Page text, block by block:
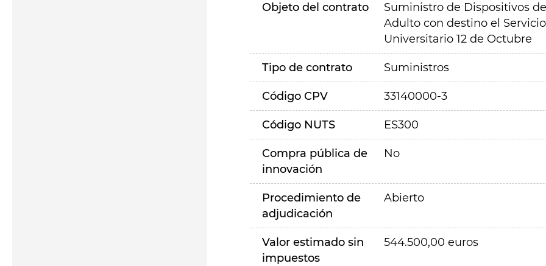
Objeto del contrato
Suministro de Dispositivos
Adulto con destino el
Universitario 12 de Octubre
Tipo de contrato Suministros
Código CPV 33140000-3
Código NUTS ES300
Compra pública de
innovación
No
Procedimiento de
adjudicación
Abierto
Valor estimado sin
impuestos
544.500,00 euros